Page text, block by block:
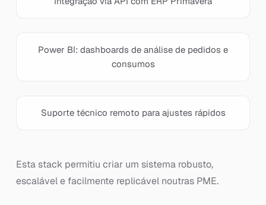
Power BI: dashboards de análise de pedidos e
consumos
Suporte técnico remoto para ajustes rápidos
Esta stack permitiu criar um sistema robusto,
escalável e facilmente replicável noutras PME.